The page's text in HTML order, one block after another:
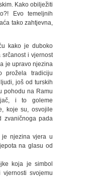
Kako obilježiti
Evo temeljnih
tako zahtjevna,
kako je duboko
i vjernost
je upravo njezina
prožela tradiciju
još od turskih
pohodu na Ramu
i to goleme
koje su, osvojile
zvaničnoga pada
njezina vjera u
na glasu od
koja je simbol
svojemu